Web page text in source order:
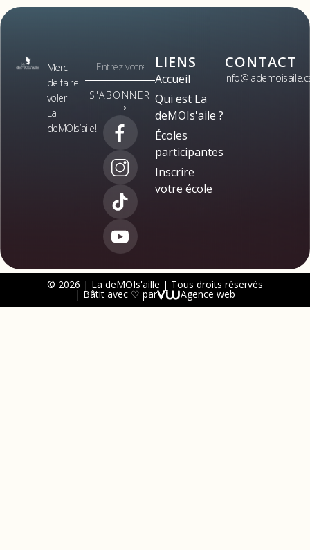
Merci
de faire
voler
La
deMOIs’aile!
S'ABONNER
⟶
LIENS
Accueil
Qui est La
deMOIs'aile ?
Écoles
participantes
Inscrire
votre école
CONTACT
© 2026 | La deMOIs'aille | Tous droits réservés
| Bâtit avec ♡ par Agence web